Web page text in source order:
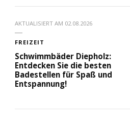
AKTUALISIERT AM 02.08.2026
FREIZEIT
Schwimmbäder Diepholz:
Entdecken Sie die besten
Badestellen für Spaß und
Entspannung!